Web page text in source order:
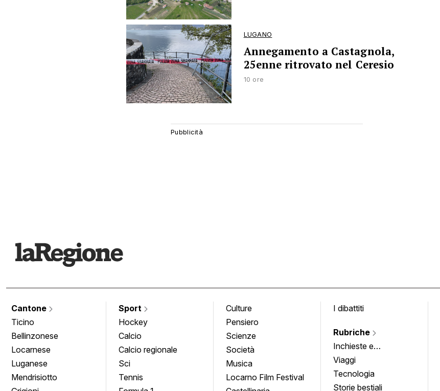
LUGANO
Annegamento a Castagnola,
25enne ritrovato nel Ceresio
10 ore
Cantone
Ticino
Bellinzonese
Locarnese
Luganese
Mendrisiotto
Sport
Hockey
Calcio
Calcio regionale
Sci
Tennis
Culture
Pensiero
Scienze
Società
Musica
Locarno Film Festival
I dibattiti
Rubriche
Inchieste e
approfondimenti
Viaggi
Tecnologia
Storie bestiali